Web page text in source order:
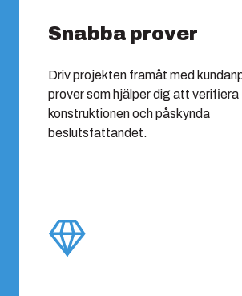
Snabba prover
Driv projekten framåt med
prover som hjälper dig att verifiera
konstruktionen och påskynda
beslutsfattandet.